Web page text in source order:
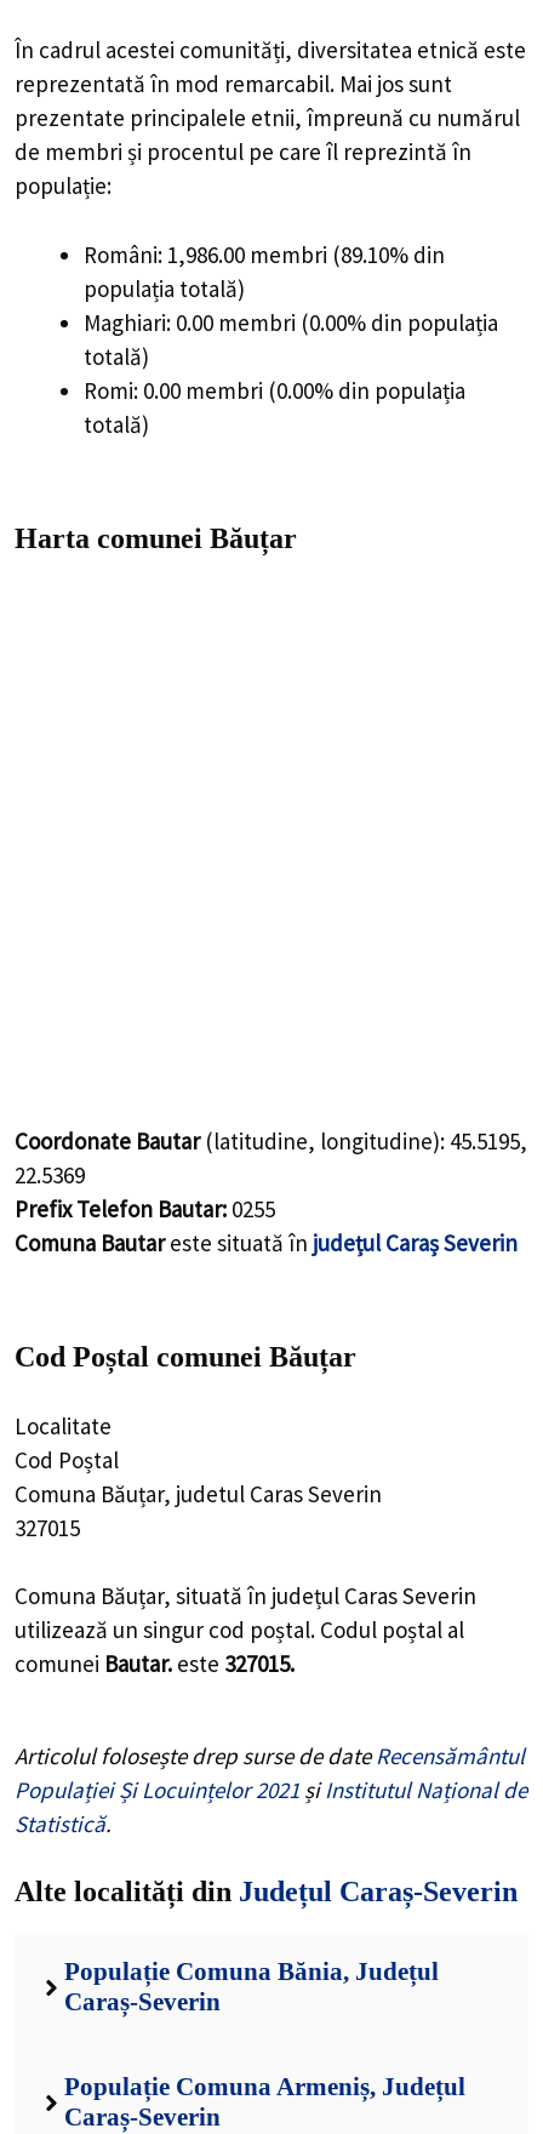
În cadrul acestei comunități, diversitatea etnică este
reprezentată în mod remarcabil. Mai jos sunt
prezentate principalele etnii, împreună cu numărul
de membri și procentul pe care îl reprezintă în
populație:
Români: 1,986.00 membri (89.10% din
populația totală)
Maghiari: 0.00 membri (0.00% din populația
totală)
Romi: 0.00 membri (0.00% din populația
totală)
Harta comunei Băuțar
Coordonate Bautar(latitudine, longitudine): 45.5195,
22.5369
Prefix Telefon Bautar: 0255
Comuna Bautareste situată în județul Caraș Severin
Cod Poștal comunei Băuțar
Localitate
Cod Poștal
Comuna Băuțar, judetul Caras Severin
327015
Comuna Băuțar, situată în județul Caras Severin
utilizează un singur cod poștal. Codul poștal al
comunei Bautar. este 327015.
Articolul folosește drep surse de dateRecensământul
Populației Și Locuințelor 2021 șiInstitutul Național de
Statistică.
Alte localități din Județul Caraș-Severin
Populație Comuna Bănia, Județul
Caraș-Severin
Populație Comuna Armeniș, Județul
Caraș-Severin